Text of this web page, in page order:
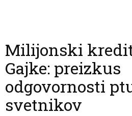
Milijonski kredit
Gajke: preizkus
odgovornosti
svetnikov